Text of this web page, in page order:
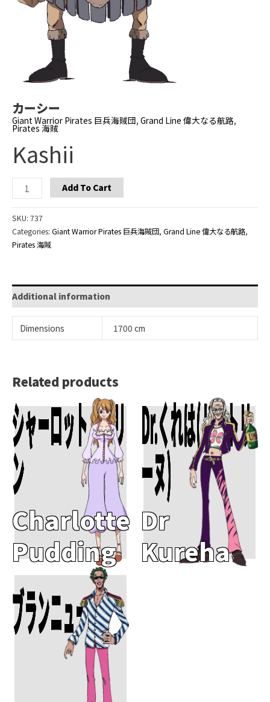
カーシー
Giant Warrior Pirates 巨兵海賊団, Grand Line 偉大なる航路,
Pirates 海賊
Kashii
Kashii
quantity
Add To Cart
SKU: 737
Categories: Giant Warrior Pirates 巨兵海賊団, Grand Line 偉大なる航路,
Pirates 海賊
Additional information
Dimensions 1700 cm
Related products
シャーロット・プリ
ン
Charlotte
Pudding
Add To Cart Dr.くれは(ドクトリ
ーヌ)
Dr
Kureha
Add To Cart
ブランニュー
Add To Cart